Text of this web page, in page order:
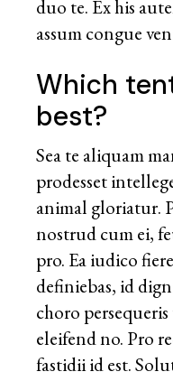
duo te. Ex his
assum congue
Which
best?
Sea te aliquam
prodesset
animal gloriatur.
nostrud cum ei,
pro. Ea iudico
definiebas, id
choro
eleifend no. Pro
fastidii id est.